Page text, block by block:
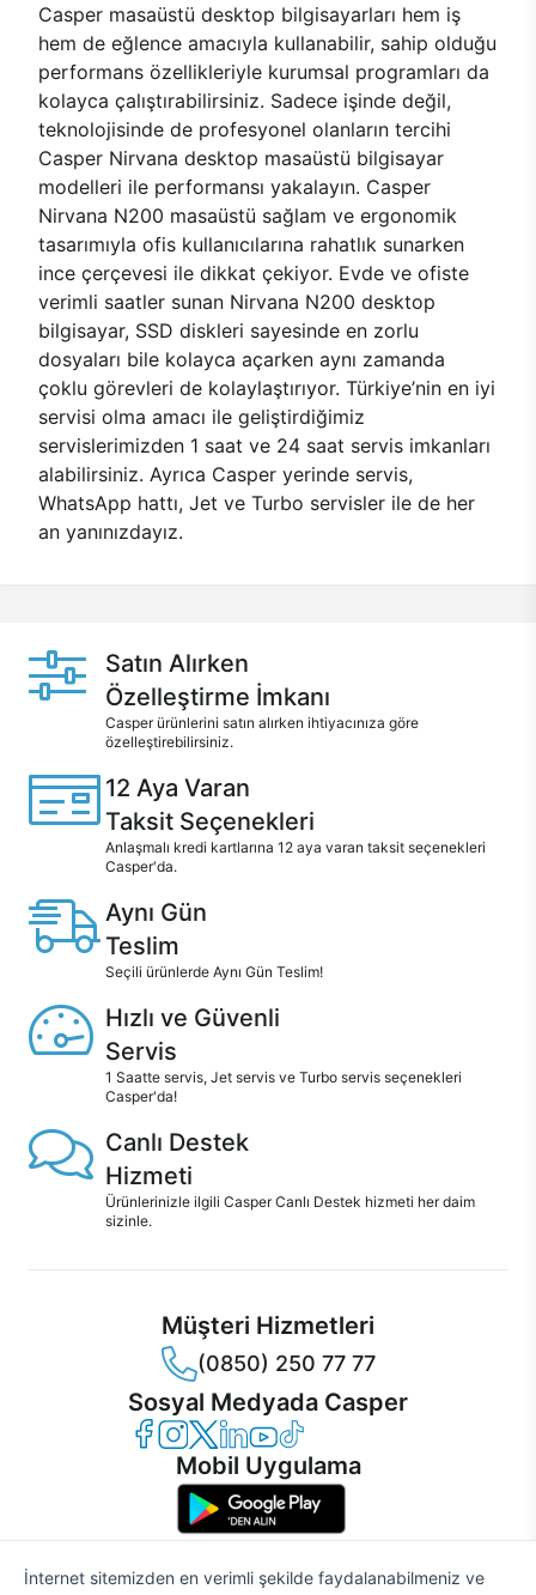
Casper masaüstü desktop bilgisayarları hem iş
hem de eğlence amacıyla kullanabilir, sahip olduğu
performans özellikleriyle kurumsal programları da
kolayca çalıştırabilirsiniz. Sadece işinde değil,
teknolojisinde de profesyonel olanların tercihi
Casper Nirvana desktop masaüstü bilgisayar
modelleri ile performansı yakalayın. Casper
Nirvana N200 masaüstü sağlam ve ergonomik
tasarımıyla ofis kullanıcılarına rahatlık sunarken
ince çerçevesi ile dikkat çekiyor. Evde ve ofiste
verimli saatler sunan Nirvana N200 desktop
bilgisayar, SSD diskleri sayesinde en zorlu
dosyaları bile kolayca açarken aynı zamanda
çoklu görevleri de kolaylaştırıyor. Türkiye’nin en iyi
servisi olma amacı ile geliştirdiğimiz
servislerimizden 1 saat ve 24 saat servis imkanları
alabilirsiniz. Ayrıca Casper yerinde servis,
WhatsApp hattı, Jet ve Turbo servisler ile de her
an yanınızdayız.
Satın Alırken
Özelleştirme İmkanı
Casper ürünlerini satın alırken ihtiyacınıza göre
özelleştirebilirsiniz.
12 Aya Varan
Taksit Seçenekleri
Anlaşmalı kredi kartlarına 12 aya varan taksit seçenekleri
Casper'da.
Aynı Gün
Teslim
Seçili ürünlerde Aynı Gün Teslim!
Hızlı ve Güvenli
Servis
1 Saatte servis, Jet servis ve Turbo servis seçenekleri
Casper'da!
Canlı Destek
Hizmeti
Ürünlerinizle ilgili Casper Canlı Destek hizmeti her daim
sizinle.
Müşteri Hizmetleri
(0850) 250 77 77
Sosyal Medyada Casper
Casper Facebook
Casper Instagram
Casper Twitter
Casper LinkedIn
Casper YouTube
Casper TikTok
Mobil Uygulama
İnternet sitemizden en verimli şekilde faydalanabilmeniz ve